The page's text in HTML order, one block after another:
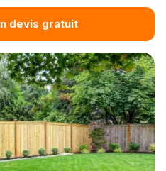
devis gratuit